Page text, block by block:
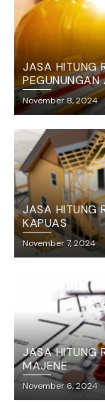
JASA HITUNG
PEGUNUNGAN
November 8, 2024
JASA HITUNG
KAPUAS
November 7, 2024
JASA HITUNG
MAJENE
November 6, 2024